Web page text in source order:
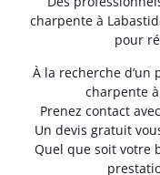
charpente à
pour
À la recherche
charpente
Prenez contact
Un devis gratuit
Quel que soit votre